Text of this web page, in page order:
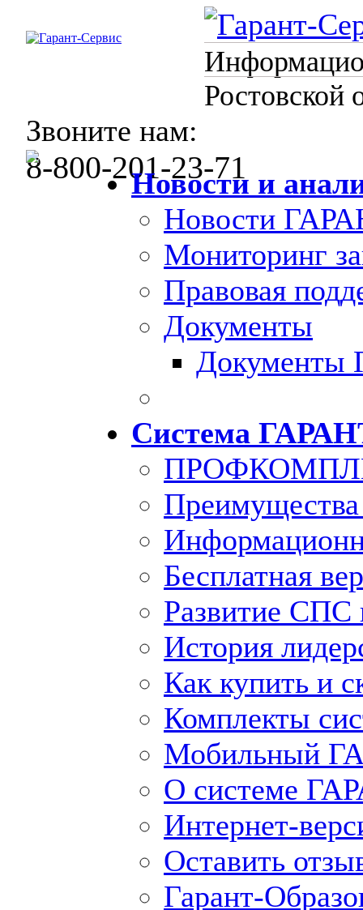
Ростовской
Звоните нам:
8-800-201-23-71
Новости и
Новости
Мониторинг
Правовая
Документы
Документы
Система
Бесплатная
Развитие СПС
История
Как купить и
Комплекты
Мобильный
О системе
Интернет-
Оставить
Гарант-